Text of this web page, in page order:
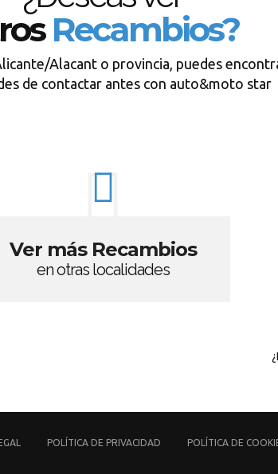
Recambios?
Alacant o provincia, puedes
de contactar antes con auto&moto star
Ver más Recambios
en otras localidades
POLÍTICA DE PRIVACIDAD POLÍTICA DE